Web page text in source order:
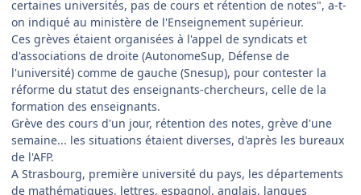
certaines universités, pas de cours et rétention de notes", a-t-
on indiqué au ministère de l'Enseignement supérieur.
Ces grèves étaient organisées à l'appel de syndicats et
d'associations de droite (AutonomeSup, Défense de
l'université) comme de gauche (Snesup), pour contester la
réforme du statut des enseignants-chercheurs, celle de la
formation des enseignants.
Grève des cours d'un jour, rétention des notes, grève d'une
semaine... les situations étaient diverses, d'après les bureaux
de l'AFP.
A Strasbourg, première université du pays, les départements
de mathématiques, lettres, espagnol, anglais, langues